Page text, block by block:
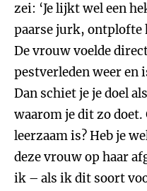
zei: ‘Je lijkt wel een
paarse jurk, ontplofte
De vrouw voelde
pestverleden weer en
Dan schiet je je doel
waarom je dit zo doet.
leerzaam is? Heb je
deze vrouw op haar
ik – als ik dit soort